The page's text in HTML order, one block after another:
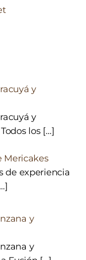
y
y
los […]
Mericakes
de experiencia
y
y